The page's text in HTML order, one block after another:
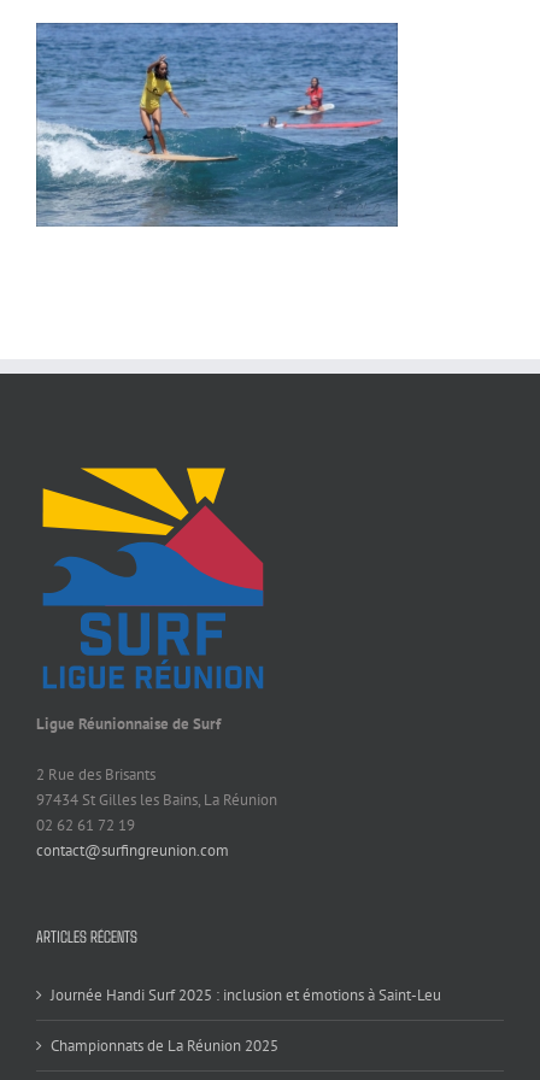
Ligue Réunionnaise de Surf
2 Rue des Brisants
97434 St Gilles les Bains, La Réunion
02 62 61 72 19
contact@surfingreunion.com
ARTICLES RÉCENTS
Journée Handi Surf 2025 : inclusion et émotions à Saint-Leu
Championnats de La Réunion 2025